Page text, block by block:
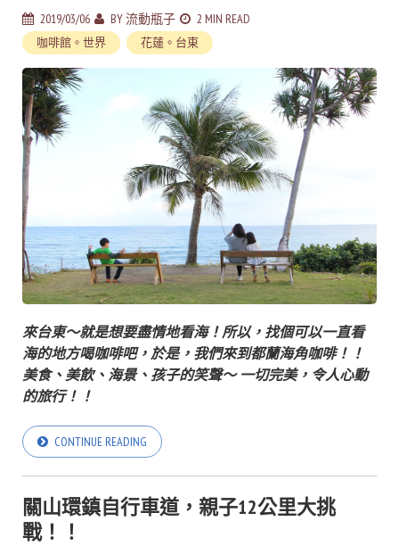
2019/03/06 BY流動瓶子 2 MIN READ
咖啡館。世界 花蓮。台東
來台東～就是想要盡情地看海！所以，找個可以一直看
海的地方喝咖啡吧，於是，我們來到都蘭海角咖啡！！
美食、美飲、海景、孩子的笑聲～ 一切完美，令人心動
的旅行！！
CONTINUE READING
關山環鎮自行車道，親子12公里大挑
戰！！